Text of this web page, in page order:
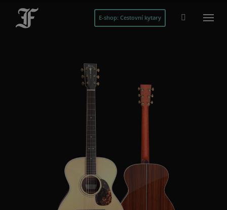
E-shop: Cestovní kytary